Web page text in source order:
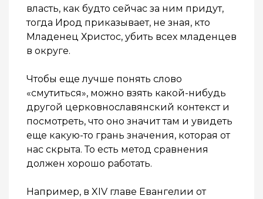
власть, как будто сейчас за ним придут,
тогда Ирод приказывает, не зная, кто
Младенец Христос, убить всех младенцев
в округе.
Чтобы еще лучше понять слово
«смутиться», можно взять какой-нибудь
другой церковнославянский контекст и
посмотреть, что оно значит там и увидеть
еще какую-то грань значения, которая от
нас скрыта. То есть метод сравнения
должен хорошо работать.
Например, в XIV главе Евангелии от